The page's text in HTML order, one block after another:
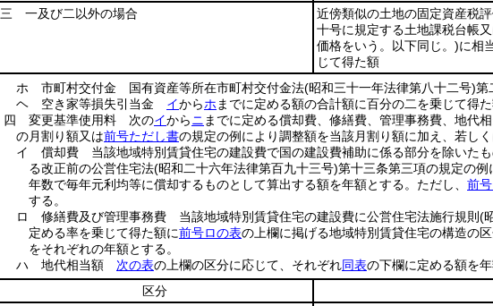
三 一及び二以外の場合
近傍類似の土地の固定資産税
十号に規定する土地課税台帳
価格をいう。以下同じ。)に相
じて得た額
ホ
市町村交付金 国有資産等所在市町村交付金法(昭和三十一年法律第八十二号)第
ヘ
空き家等損失引当金 イからホ までに定める額の合計額に百分の二を乗じて得た
四
変更基準使用料 次のイからニ までに定める償却費、修繕費、管理事務費、地代
の月割り額又は前号ただし書の規定の例により調整額を当該月割り額に加え、若し
イ
償却費 当該地域特別賃貸住宅の建設費で国の建設費補助に係る部分を除いた
る改正前の公営住宅法(昭和二十六年法律第百九十三号)第十三条第三項の規定の
年数で毎年元利均等に償却するものとして算出する額を年額とする。 ただし、 前
する。
ロ
修繕費及び管理事務費 当該地域特別賃貸住宅の建設費に公営住宅法施行規則 (
定める率を乗じて得た額に前号ロの表の上欄に掲げる地域特別賃貸住宅の構造の
をそれぞれの年額とする。
ハ
地代相当額 次の表の上欄の区分に応じて、それぞれ同表の下欄に定める額を年
区分